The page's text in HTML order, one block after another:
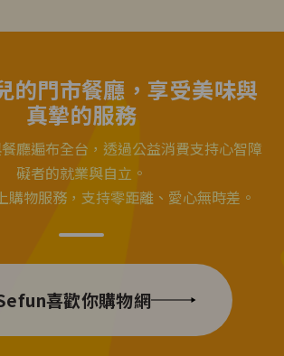
的門市餐廳，享受美味與
真摯的服務
廳遍布全台，透過公益消費支持心智障
礙者的就業與自立。
購物服務，支持零距離、愛心無時差。
喜歡你購物網